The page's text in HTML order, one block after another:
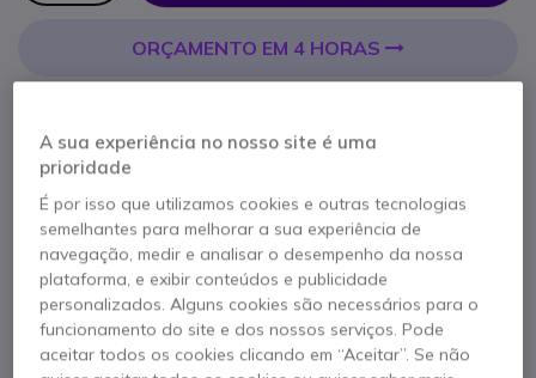
ORÇAMENTO EM 4 HORAS
Entrega: 5-7 dias
2 anos de garantiado fabricante
A sua experiência no nosso site é uma
prioridade
É por isso que utilizamos cookies e outras tecnologias
semelhantes para melhorar a sua experiência de
navegação, medir e analisar o desempenho da nossa
plataforma, e exibir conteúdos e publicidade
personalizados. Alguns cookies são necessários para o
funcionamento do site e dos nossos serviços. Pode
aceitar todos os cookies clicando em “Aceitar”. Se não